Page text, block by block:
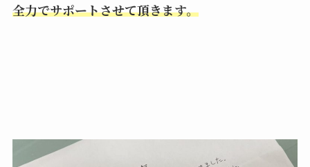
全力でサポートさせて頂きます。